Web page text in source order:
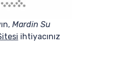
Mardin Su
ihtiyacınız